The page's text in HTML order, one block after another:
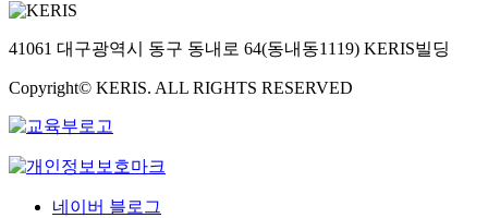
41061 대구광역시 동구 동내로 64(동내동1119) KERIS빌딩
Copyright© KERIS. ALL RIGHTS RESERVED
네이버 블로그